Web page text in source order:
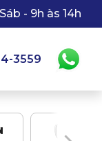
- 9h às 14h
3559